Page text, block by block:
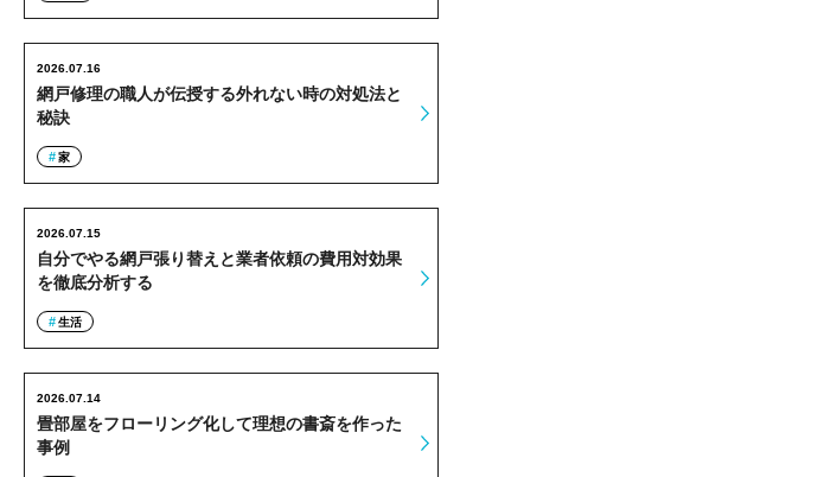
網戸修理の職人が伝授する外れない時の対処法と
秘訣
2026.07.16
家
自分でやる網戸張り替えと業者依頼の費用対効果
を徹底分析する
2026.07.15
生活
畳部屋をフローリング化して理想の書斎を作った
事例
2026.07.14